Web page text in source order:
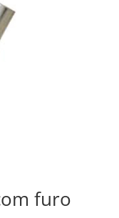
furo